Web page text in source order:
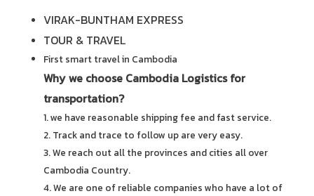
VIRAK-BUNTHAM EXPRESS
TOUR & TRAVEL
First smart travel in Cambodia
Why we choose Cambodia Logistics for
transportation?
1. we have reasonable shipping fee and fast service.
2. Track and trace to follow up are very easy.
3. We reach out all the provinces and cities all over
Cambodia Country.
4. We are one of reliable companies who have a lot of